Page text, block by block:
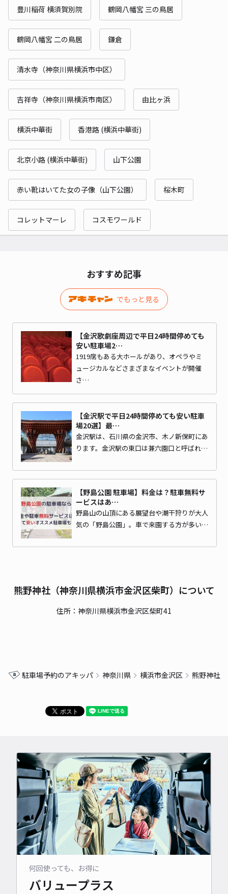
豊川稲荷 横須賀別院 鶴岡八幡宮 三の鳥居
鶴岡八幡宮 二の鳥居 鎌倉
清水寺（神奈川県横浜市中区）
吉祥寺（神奈川県横浜市南区） 由比ヶ浜
横浜中華街 香港路 (横浜中華街)
北京小路 (横浜中華街) 山下公園
赤い靴はいてた女の子像（山下公園） 桜木町
コレットマーレ コスモワールド
おすすめ記事
でもっと見る
【金沢歌劇座周辺で平日24時間停めても
安い駐車場2…
1919席もある大ホールがあり、オペラやミ
ュージカルなどさまざまなイベントが開催
さ…
【金沢駅で平日24時間停めても安い駐車
場20選】最…
金沢駅は、石川県の金沢市、木ノ新保町にあ
ります。金沢駅の東口は兼六園口と呼ばれ…
【野島公園 駐車場】料金は？駐車無料サ
ービスはあ…
野島山の山頂にある展望台や潮干狩りが大人
気の「野島公園」。車で来園する方が多い…
熊野神社（神奈川県横浜市金沢区柴町）について
住所：神奈川県横浜市金沢区柴町41
駐車場予約のアキッパ 神奈川県 横浜市金沢区 熊野神社
何回使っても、お得に
バリュープラス